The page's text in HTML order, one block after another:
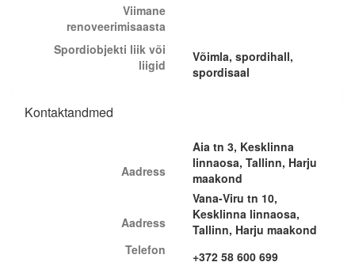
Viimane
renoveerimisaasta
Spordiobjekti liik või
liigid
Võimla, spordihall,
spordisaal
Kontaktandmed
Aadress
Aia tn 3, Kesklinna
linnaosa, Tallinn, Harju
maakond
Aadress
Vana-Viru tn 10,
Kesklinna linnaosa,
Tallinn, Harju maakond
Telefon
+372 58 600 699